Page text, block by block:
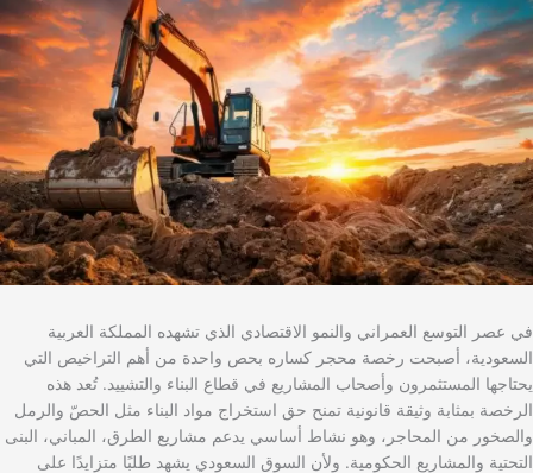
في عصر التوسع العمراني والنمو الاقتصادي الذي تشهده المملكة العربية
السعودية، أصبحت رخصة محجر كساره بحص واحدة من أهم التراخيص التي
يحتاجها المستثمرون وأصحاب المشاريع في قطاع البناء والتشييد. تُعد هذه
الرخصة بمثابة وثيقة قانونية تمنح حق استخراج مواد البناء مثل الحصّ والرمل
والصخور من المحاجر، وهو نشاط أساسي يدعم مشاريع الطرق، المباني، البنى
التحتية والمشاريع الحكومية. ولأن السوق السعودي يشهد طلبًا متزايدًا على